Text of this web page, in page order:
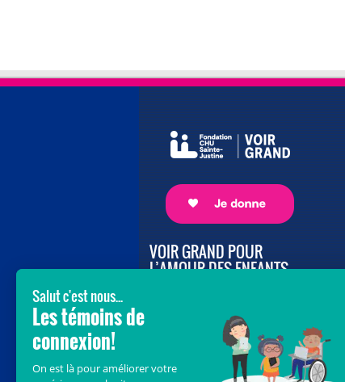
VOIR GRAND POUR
L’AMOUR DES ENFANTS
vous au cœur de la campagne
Voir Grand, nous conduisons les
soignantes vers les opportunités de